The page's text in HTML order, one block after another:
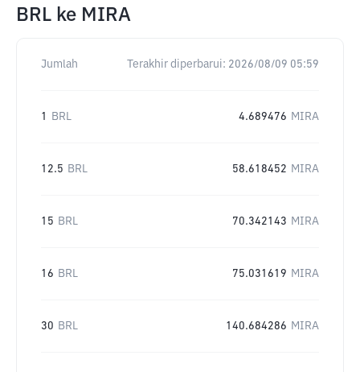
BRL ke MIRA
Jumlah Terakhir diperbarui: 2026/08/09 05:59
1 BRL 4.689476 MIRA
12.5 BRL 58.618452 MIRA
15 BRL 70.342143 MIRA
16 BRL 75.031619 MIRA
30 BRL 140.684286 MIRA